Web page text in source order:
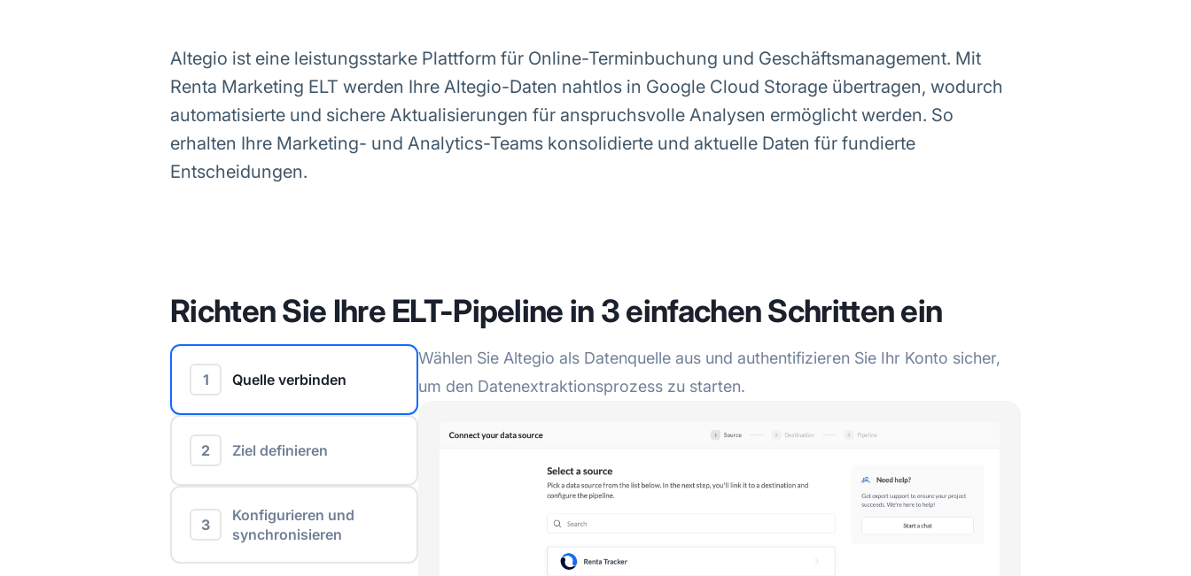
Altegio ist eine leistungsstarke Plattform für Online-Terminbuchung und Geschäftsmanagement. Mit
Renta Marketing ELT werden Ihre Altegio-Daten nahtlos in Google Cloud Storage übertragen, wodurch
automatisierte und sichere Aktualisierungen für anspruchsvolle Analysen ermöglicht werden. So
erhalten Ihre Marketing- und Analytics-Teams konsolidierte und aktuelle Daten für fundierte
Entscheidungen.
Richten Sie Ihre ELT-Pipeline in 3 einfachen Schritten ein
1 Quelle verbinden
2 Ziel definieren
3
Konfigurieren und
synchronisieren
Wählen Sie Altegio als Datenquelle aus und authentifizieren Sie Ihr Konto sicher,
um den Datenextraktionsprozess zu starten.